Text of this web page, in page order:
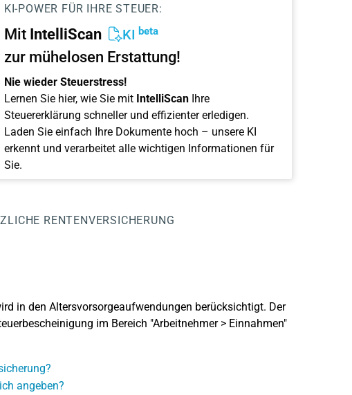
KI-POWER FÜR IHRE STEUER:
Mit IntelliScan KI beta
zur mühelosen Erstattung!
Nie wieder Steuerstress!
Lernen Sie hier, wie Sie mit IntelliScanIhre
Steuererklärung schneller und effizienter erledigen.
Laden Sie einfach Ihre Dokumente hoch – unsere KI
erkennt und verarbeitet alle wichtigen Informationen für
Sie.
RENTENVERSICHERUNG
in den Altersvorsorgeaufwendungen berücksichtigt. Der
im Bereich "Arbeitnehmer > Einnahmen"
angeben?